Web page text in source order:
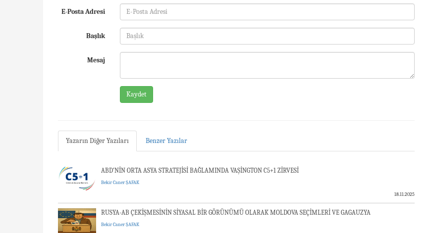
E-Posta Adresi
Başlık
Mesaj
Kaydet
Yazarın Diğer Yazıları Benzer Yazılar
ABD’NİN ORTA ASYA STRATEJİSİ BAĞLAMINDA VAŞİNGTON C5+1 ZİRVESİ
Bekir Caner ŞAFAK
18.11.2025
RUSYA-AB ÇEKİŞMESİNİN SİYASAL BİR GÖRÜNÜMÜ OLARAK MOLDOVA SEÇİMLERİ VE GAGAUZYA
Bekir Caner ŞAFAK